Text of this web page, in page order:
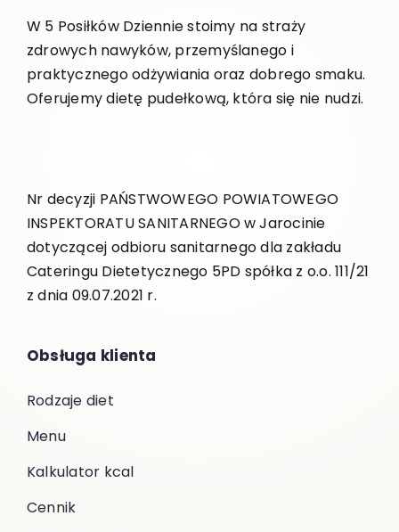
W 5 Posiłków Dziennie stoimy na straży
zdrowych nawyków, przemyślanego i
praktycznego odżywiania oraz dobrego smaku.
Oferujemy dietę pudełkową, która się nie nudzi.
Nr decyzji PAŃSTWOWEGO POWIATOWEGO
INSPEKTORATU SANITARNEGO w Jarocinie
dotyczącej odbioru sanitarnego dla zakładu
Cateringu Dietetycznego 5PD spółka z o.o. 111/21
z dnia 09.07.2021 r.
Obsługa klienta
Rodzaje diet
Menu
Kalkulator kcal
Cennik